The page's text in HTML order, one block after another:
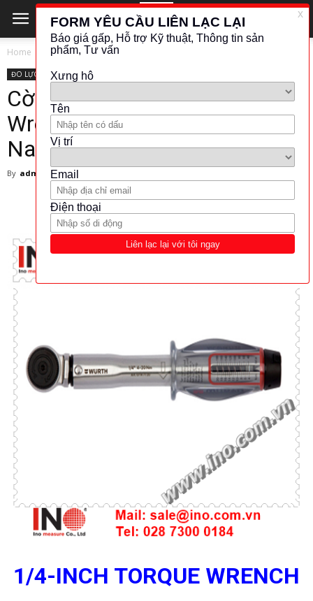
Home ĐO LỰC - MOMEN
ĐO LỰC - MOMEN NORBAR
Cờ lê xiết lực Wurth – Torque
Wrench 4-20 Nm – Wurth Việt
Nam
By admin - 15 March 2018
1/4-INCH TORQUE WRENCH